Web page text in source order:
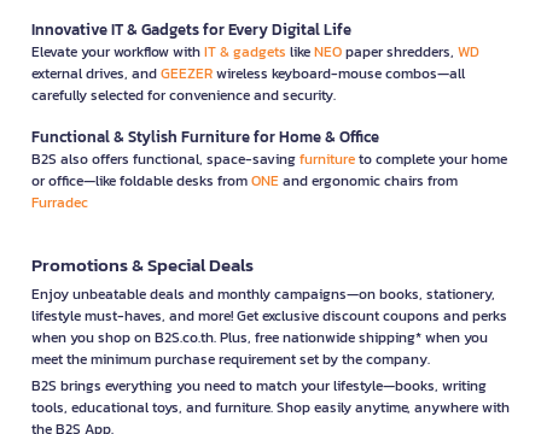
Innovative IT & Gadgets for Every Digital Life
Elevate your workflow withIT & gadgets likeNEOpaper shredders, WD
external drives, andGEEZERwireless keyboard-mouse combos—all
carefully selected for convenience and security.
Functional & Stylish Furniture for Home & Office
B2S also offers functional, space-savingfurnitureto complete your home
or office—like foldable desks fromONEand ergonomic chairs from
Furradec
Promotions & Special Deals
Enjoy unbeatable deals and monthly campaigns—on books, stationery,
lifestyle must-haves, and more! Get exclusive discount coupons and perks
when you shop on B2S.co.th. Plus, free nationwide shipping* when you
meet the minimum purchase requirement set by the company.
B2S brings everything you need to match your lifestyle—books, writing
tools, educational toys, and furniture. Shop easily anytime, anywhere with
the B2S App.